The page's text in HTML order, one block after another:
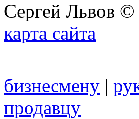
Сергей Львов ©
карта сайта
бизнесмену |
продавцу